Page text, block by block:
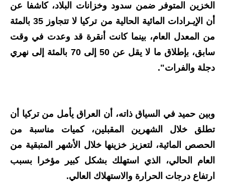
المرحلة الابتدائية
المرحلة المتوسطة
المرحلة الاعدادية
المرحلة المتوسطة
المرحلة الاعدادية
كتب مدرسية
الخزين المتوفر ضمن سدود وخزانات البلاد، كاشفا عن
أن الإيـرادات المائية الحالية من تركيا لا تتجاوز 35 بالمئة
من المعدل العام، بينما كانت أنقرة قد وعدت في وقت
سابق، بإطلاق ما لا يقل عن 50 إلى 70 بالمئة إلى نهري
دجلة والفرات".
وبين حميد في السياق ذاته، أن العراق يأمل من تركيا أن
تطلق خلال الشهرين المقبلين، كميات مناسبة من
الحصص المائية، لتعزيز خزينها خلال الأشهر المتبقية من
العام الحالي، الذي استهلك بشكل كبير مؤخرا بسبب
ارتفاع درجات الحرارة والاستهلاك العالي.